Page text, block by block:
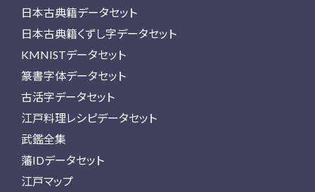
日本古典籍データセット
日本古典籍くずし字データセット
KMNISTデータセット
篆書字体データセット
古活字データセット
江戸料理レシピデータセット
武鑑全集
藩IDデータセット
江戸マップ